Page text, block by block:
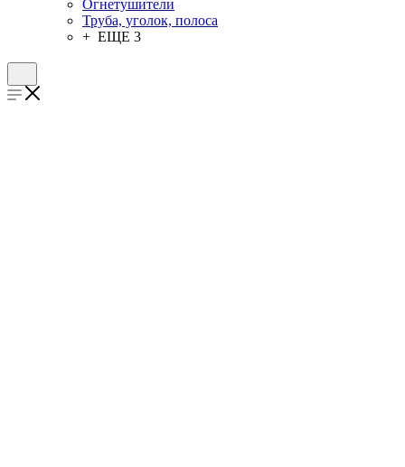
Огнетушители
Труба, уголок, полоса
+ ЕЩЕ 3